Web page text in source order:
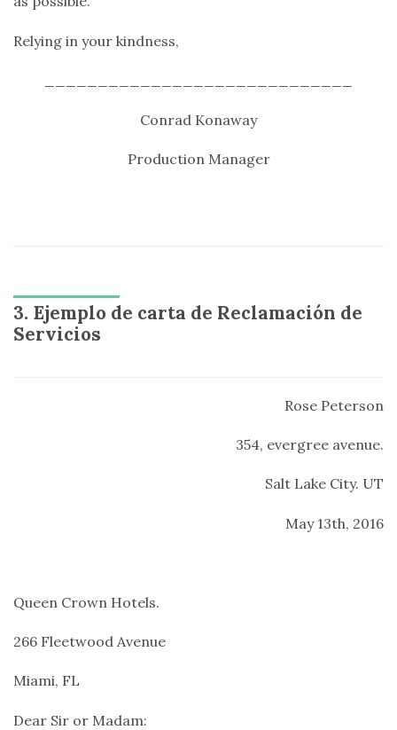
Relying in your kindness,
Conrad Konaway
Production Manager
3. Ejemplo de carta de Reclamación de
Servicios
Rose Peterson
354, evergree avenue.
Salt Lake City. UT
May 13th, 2016
Queen Crown Hotels.
266 Fleetwood Avenue
Miami, FL
Dear Sir or Madam: